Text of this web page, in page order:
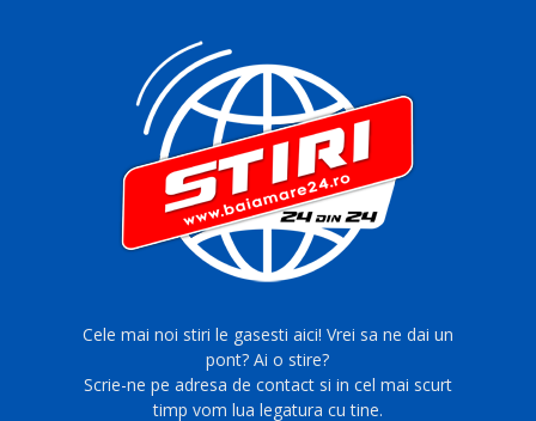
Cele mai noi stiri le gasesti aici! Vrei sa ne dai un
pont? Ai o stire?
Scrie-ne pe adresa de contact si in cel mai scurt
timp vom lua legatura cu tine.